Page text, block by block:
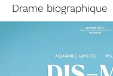
Drame biographique